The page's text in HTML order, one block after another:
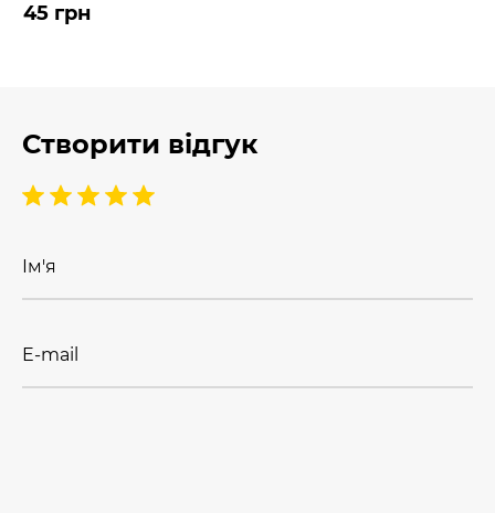
45 грн
Створити відгук
Ім'я
E-mail